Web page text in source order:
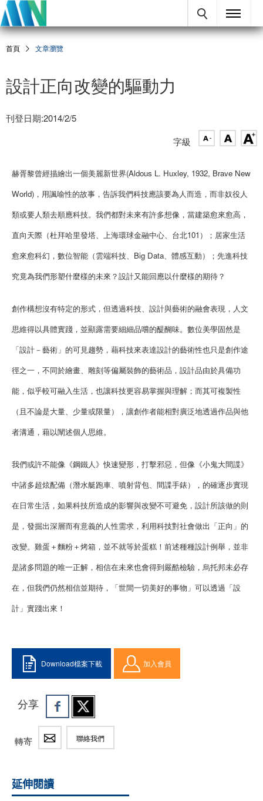
首頁 文章瀏覽
設計正向改變的驅動力
刊登日期:2014/2/5
字級
赫胥黎曾經描繪出一個美麗新世界(Aldous L. Huxley, 1932, Brave New
World)，用諷喻性的故事，告訴我們科技應該要為人而造，而非奴役人
類或要人類去順應科技。我們都對未來有許多想像，當建築愈來愈高，
直向天際（杜拜哈里發塔、上海環球金融中心、台北101）；居家生活
愈來愈科幻，數位智能（雲端科技、Big Data、體感互動）；先進科技
究竟為我們形塑什麼樣的未來？設計又能回應以什麼樣的期待？
創作構想沒有特定的形式，但透過科技、設計與藝術的融會表現，人文
思維得以具體實踐，並顯露需要細細品嚐的醍醐味。數位美學固然是
「設計－藝術」的可見趨勢，藉科技來表達設計的藝術性也只是創作途
徑之一，不同於繪畫、雕刻等偏屬裝飾的藝術品，設計品由於具備功
能，似乎較可融入生活，也讓科技更容易掌握與理解；而其可複製性
（且不論是大量、少量或限量），讓創作者能相對廣泛地透過作品與他
者溝通，藉以闡述個人思維。
我們或許不能像《鋼鐵人》快速變形，打擊邪惡，但像《小鬼大間諜》
中諸多超炫配備（潛水艇跑車、噴射背包、間諜手錶），的確逐步實現
在日常生活，如果科技所造成的影響與改變不可避免，設計所該做的則
是，發掘出深層而有意義的人性需求，利用科技對社會做出「正向」的
改變。雞蛋＋麵粉＋烤箱，並不就等於蛋糕！前述種種設計例舉，並非
是諸多問題的唯一正解，相信在未來也會得到嚴酷檢驗，烏托邦未必存
在，但我們仍然相信並期待，「世間一切美好的事物」可以透過「設
計」實踐出來！
Download檔案下載 加入會員
分享
轉寄 聯絡我們
延伸閱讀